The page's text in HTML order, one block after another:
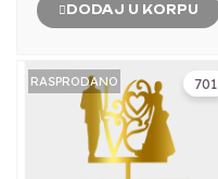
DODAJ U KORPU
701
RASPRODANO